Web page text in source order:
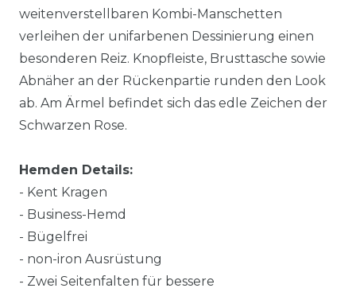
weitenverstellbaren Kombi-Manschetten
verleihen der unifarbenen Dessinierung einen
besonderen Reiz. Knopfleiste, Brusttasche sowie
Abnäher an der Rückenpartie runden den Look
ab. Am Ärmel befindet sich das edle Zeichen der
Schwarzen Rose.
Hemden Details:
- Kent Kragen
- Business-Hemd
- Bügelfrei
- non-iron Ausrüstung
- Zwei Seitenfalten für bessere